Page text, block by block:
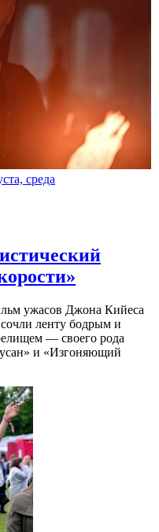
среда
ужасов Джона Кийеса
ленту бодрым и
— своего рода
и «Изгоняющий